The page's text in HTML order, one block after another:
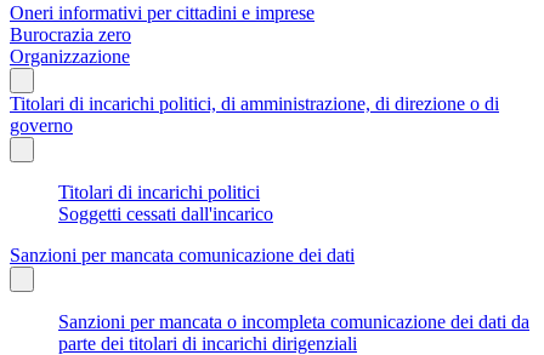
Oneri informativi per cittadini e imprese
Burocrazia zero
Organizzazione
Titolari di incarichi politici, di amministrazione, di direzione o di
governo
Titolari di incarichi politici
Soggetti cessati dall'incarico
Sanzioni per mancata comunicazione dei dati
Sanzioni per mancata o incompleta comunicazione dei dati da
parte dei titolari di incarichi dirigenziali